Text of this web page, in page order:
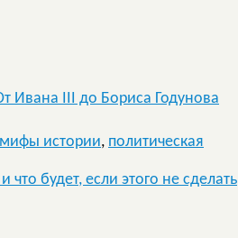
Ивана III до Бориса Годунова
мифы истории, политическая
будет, если этого не сделать